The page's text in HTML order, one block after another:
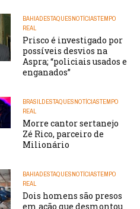
BAHIADESTAQUESNOTÍCIASTEMPO
REAL
Prisco é investigado por
possíveis desvios na
Aspra; “policiais usados e
enganados”
BRASILDESTAQUESNOTÍCIASTEMPO
REAL
Morre cantor sertanejo
Zé Rico, parceiro de
Milionário
BAHIADESTAQUESNOTÍCIASTEMPO
REAL
Dois homens são presos
em ação que desmontou
O PORTAL CONTATO